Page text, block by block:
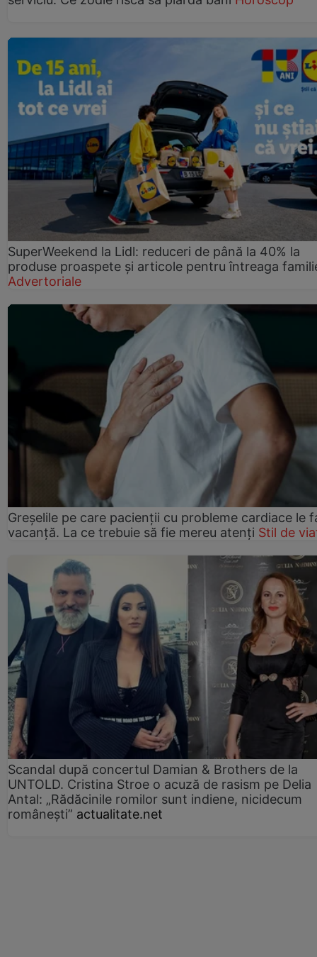
SuperWeekend la Lidl: reduceri de până la 40% la
produse proaspete și articole pentru întreaga
Advertoriale
Greșelile pe care pacienții cu probleme cardiace le
vacanță. La ce trebuie să fie mereu atenți Stil de
Scandal după concertul Damian & Brothers de la
UNTOLD. Cristina Stroe o acuză de rasism pe Delia
Antal: „Rădăcinile romilor sunt indiene, nicidecum
românești” actualitate.net